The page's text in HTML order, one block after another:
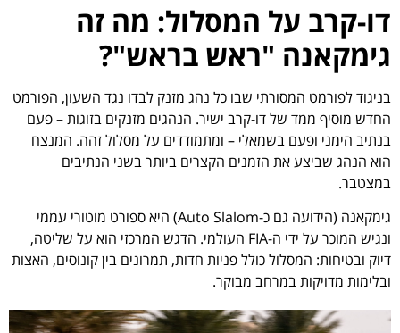
דו-קרב על המסלול: מה זה
גימקאנה "ראש בראש"?
בניגוד לפורמט המסורתי שבו כל נהג מזנק לבדו נגד השעון, הפורמט
החדש מוסיף ממד של דו-קרב ישיר. הנהגים מזנקים בזוגות – פעם
בנתיב הימני ופעם בשמאלי – ומתמודדים על מסלול זהה. המנצח
הוא הנהג שביצע את הזמנים הקצרים ביותר בשני הנתיבים
במצטבר.
גימקאנה (הידועה גם כ-Auto Slalom) היא ספורט מוטורי עממי
ונגיש המוכר על ידי ה-FIA העולמי. הדגש המרכזי הוא על שליטה,
דיוק ובטיחות: המסלול כולל פניות חדות, תמרונים בין קונוסים, האצות
ובלימות מדויקות במרחב מבוקר.